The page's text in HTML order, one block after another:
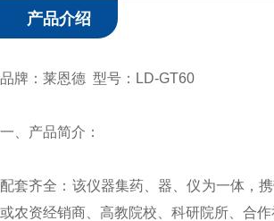
产品介绍
品牌：莱恩德 型号：LD-GT60
一、 产品简介：
配套齐全：该仪器集药、器、仪为一体，
或农资经销商、高教院校、科研院所、合